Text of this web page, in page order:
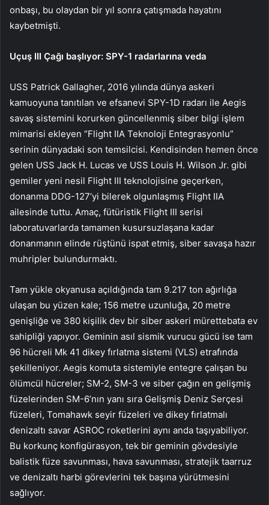
onbaşı, bu olaydan bir yıl sonra çatışmada hayatını
kaybetmişti.
Uçuş III Çağı başlıyor: SPY-1 radarlarına veda
USS Patrick Gallagher, 2016 yılında dünya askeri
kamuoyuna tanıtılan ve efsanevi SPY-1D radarı ile Aegis
savaş sistemini korurken güncellenmiş siber bilgi işlem
mimarisi ekleyen “Flight IIA Teknoloji Entegrasyonlu”
serinin dünyadaki son temsilcisi. Kendisinden hemen önce
gelen USS Jack H. Lucas ve USS Louis H. Wilson Jr. gibi
gemiler yeni nesil Flight III teknolojisine geçerken,
donanma DDG-127’yi bilerek olgunlaşmış Flight IIA
ailesinde tuttu. Amaç, fütüristik Flight III serisi
laboratuvarlarda tamamen kusursuzlaşana kadar
donanmanın elinde rüştünü ispat etmiş, siber savaşa hazır
muhripler bulundurmaktı.
Tam yükle okyanusa açıldığında tam 9.217 ton ağırlığa
ulaşan bu yüzen kale; 156 metre uzunluğa, 20 metre
genişliğe ve 380 kişilik dev bir siber askeri mürettebata ev
sahipliği yapıyor. Geminin asıl sismik vurucu gücü ise tam
96 hücreli Mk 41 dikey fırlatma sistemi (VLS) etrafında
şekilleniyor. Aegis komuta sistemiyle entegre çalışan bu
ölümcül hücreler; SM-2, SM-3 ve siber çağın en gelişmiş
füzelerinden SM-6’nın yanı sıra Gelişmiş Deniz Serçesi
füzeleri, Tomahawk seyir füzeleri ve dikey fırlatmalı
denizaltı savar ASROC roketlerini aynı anda taşıyabiliyor.
Bu korkunç konfigürasyon, tek bir geminin gövdesiyle
balistik füze savunması, hava savunması, stratejik taarruz
ve denizaltı harbi görevlerini tek başına yürütmesini
sağlıyor.